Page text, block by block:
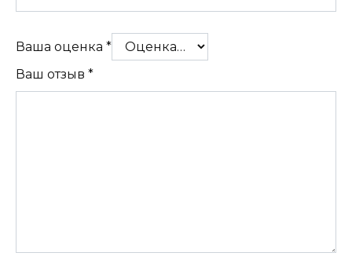
Ваша оценка *
Ваш отзыв *